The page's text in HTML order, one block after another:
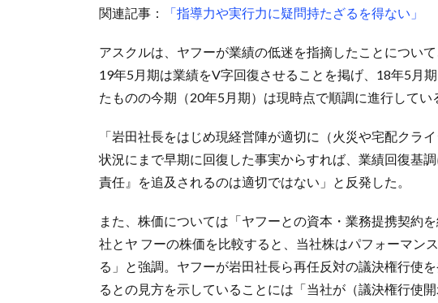
関連記事： 「指導力や実行力に疑問持たざるを得ない」
アスクルは、ヤフーが業績の低迷を指摘したことについ
19年5月期は業績をV字回復させることを掲げ、18年5月
たものの今期（20年5月期）は現時点で順調に進行してい
「岩田社長をはじめ現経営陣が適切に（火災や宅配クラ
状況にまで早期に回復した事実からすれば、業績回復基
責任』を追及されるのは適切ではない」と反発した。
また、株価については「ヤフーとの資本・業務提携契約
社とヤ フーの株価を比較すると、当社株はパフォーマン
る」と強調。ヤフーが岩田社長ら再任反対の議決権行使
るとの見方を示していることには「当社が（議決権行使